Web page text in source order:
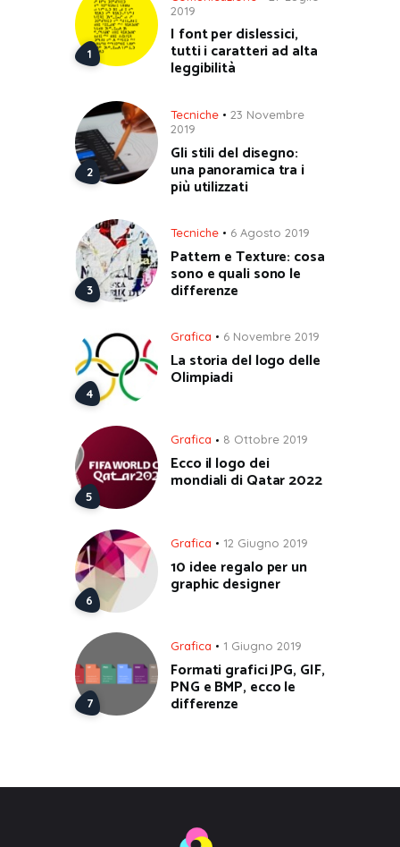
2019
I font per dislessici,
tutti i caratteri ad alta
leggibilità
Tecniche
23 Novembre
2019
Gli stili del disegno:
una panoramica tra i
più utilizzati
Tecniche 6 Agosto 2019
Pattern e Texture: cosa
sono e quali sono le
differenze
Grafica 6 Novembre 2019
La storia del logo delle
Olimpiadi
Grafica 8 Ottobre 2019
Ecco il logo dei
mondiali di Qatar 2022
Grafica 12 Giugno 2019
10 idee regalo per un
graphic designer
Grafica 1 Giugno 2019
Formati grafici JPG, GIF,
PNG e BMP, ecco le
differenze